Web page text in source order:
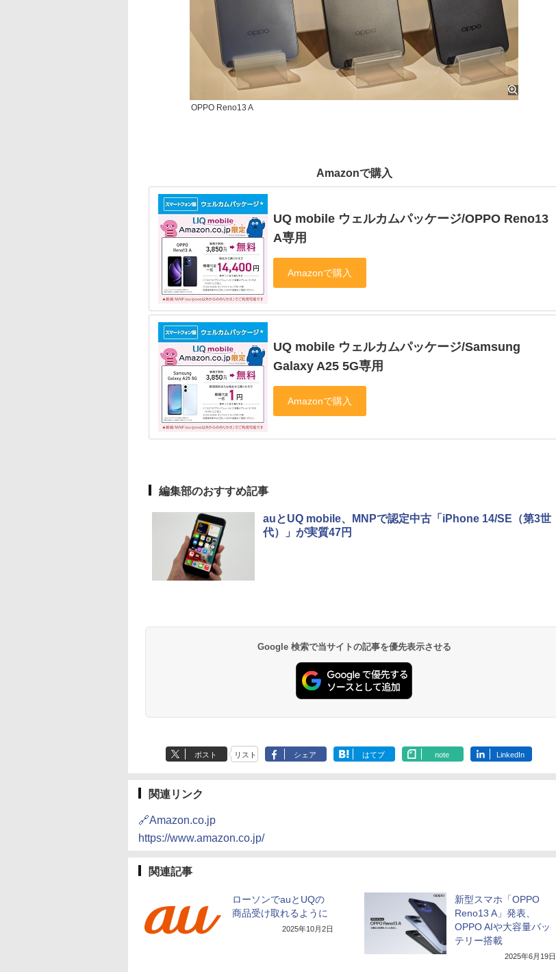
OPPO Reno13 A
Amazonで購入
UQ mobile ウェルカムパッケージ/OPPO Reno13
A専用
UQ mobile ウェルカムパッケージ/Samsung
Galaxy A25 5G専用
編集部のおすすめ記事
auとUQ mobile、MNPで認定中古「iPhone 14/SE（第3世
代）」が実質47円
Google 検索で当サイトの記事を優先表示させる
ポスト リスト シェア はてブ note LinkedIn
関連リンク
🔗Amazon.co.jp
https://www.amazon.co.jp/
関連記事
ローソンでauとUQの
商品受け取れるように
2025年10月2日
新型スマホ「OPPO
Reno13 A」発表、
OPPO AIや大容量バッ
テリー搭載
2025年6月19日